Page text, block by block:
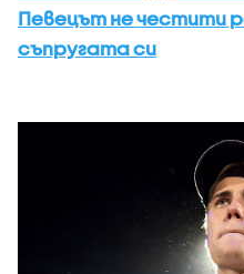
Певецът не честити
съпругата си